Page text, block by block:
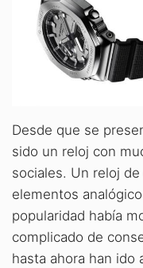
Desde que se
sido un reloj con
sociales. Un reloj
elementos
popularidad había
complicado de
hasta ahora han ido